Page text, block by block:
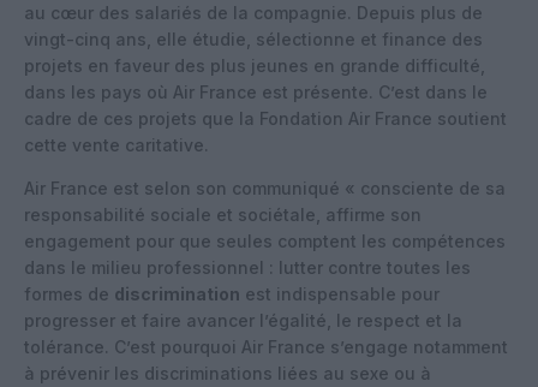
au cœur des salariés de la compagnie. Depuis plus de
vingt-cinq ans, elle étudie, sélectionne et finance des
projets en faveur des plus jeunes en grande difficulté,
dans les pays où Air France est présente. C’est dans le
cadre de ces projets que la Fondation Air France soutient
cette vente caritative.
Air France est selon son communiqué « consciente de sa
responsabilité sociale et sociétale, affirme son
engagement pour que seules comptent les compétences
dans le milieu professionnel : lutter contre toutes les
formes de discrimination est indispensable pour
progresser et faire avancer l’égalité, le respect et la
tolérance. C’est pourquoi Air France s’engage notamment
à prévenir les discriminations liées au sexe ou à